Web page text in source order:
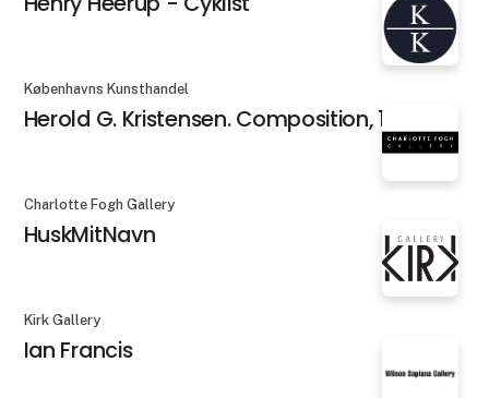
Københavns Kunsthandel
Herold G. Kristensen. Composition, 1984
Charlotte Fogh Gallery
HuskMitNavn
Kirk Gallery
Ian Francis